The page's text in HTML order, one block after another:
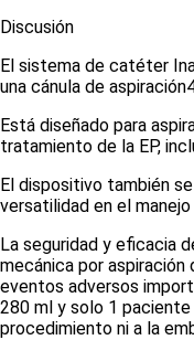
Discusión
El sistema de catéter
una cánula de aspiración
Está diseñado para
tratamiento de la EP,
El dispositivo también
versatilidad en el
La seguridad y eficacia
mecánica por aspiración
eventos adversos
280 ml y solo 1
procedimiento ni a la